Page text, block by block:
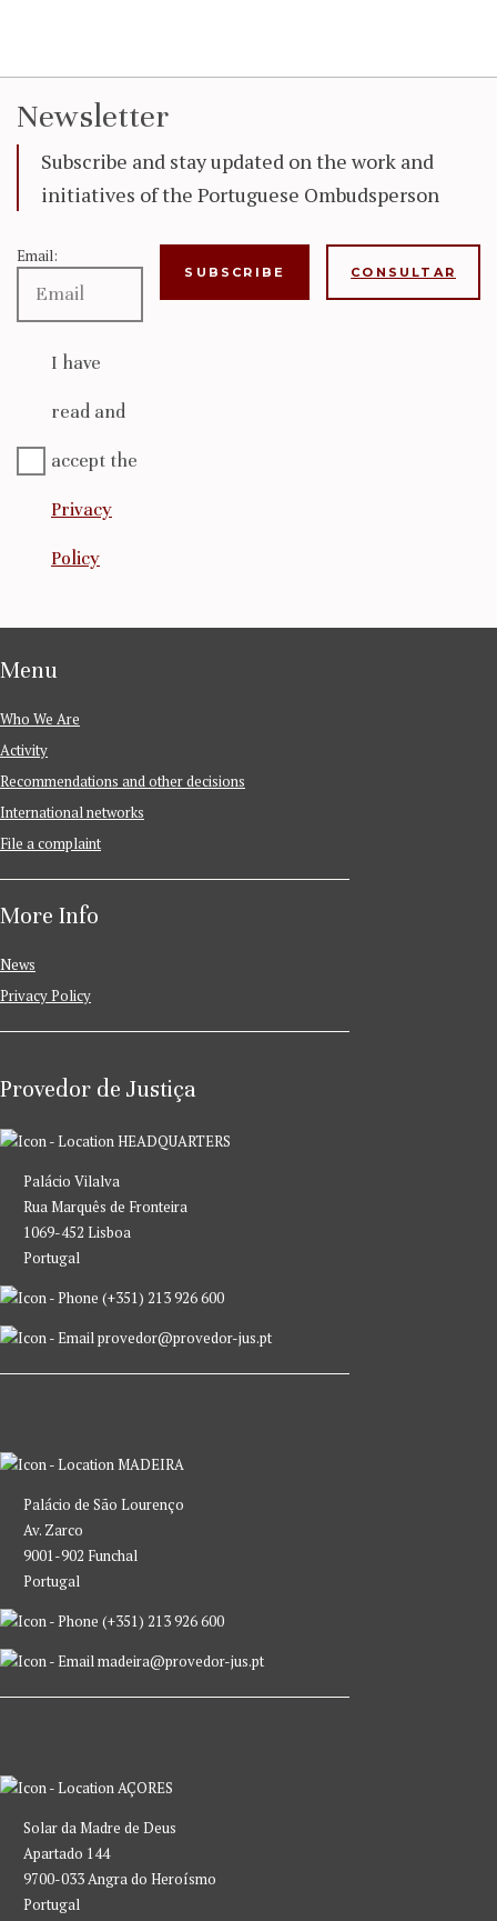
Newsletter
Subscribe and stay updated on the work and
initiatives of the Portuguese Ombudsperson
Email:
I have
read and
accept the
Privacy
Policy
CONSULTAR
Menu
Who We Are
Activity
Recommendations and other decisions
International networks
File a complaint
More Info
News
Privacy Policy
Provedor de Justiça
HEADQUARTERS
Palácio Vilalva
Rua Marquês de Fronteira
1069-452 Lisboa
Portugal
(+351) 213 926 600
provedor@provedor-jus.pt
MADEIRA
Palácio de São Lourenço
Av. Zarco
9001-902 Funchal
Portugal
(+351) 213 926 600
madeira@provedor-jus.pt
AÇORES
Solar da Madre de Deus
Apartado 144
9700-033 Angra do Heroísmo
Portugal